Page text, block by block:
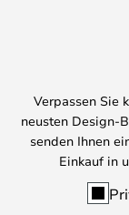
Verpassen Sie
neusten Design-
senden Ihnen
Einkauf in